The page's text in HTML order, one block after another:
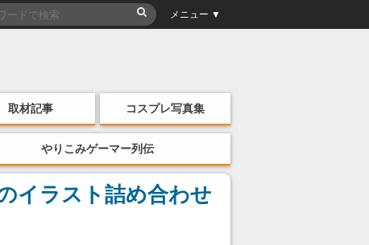
メニュー ▼
取材記事 コスプレ写真集
やりこみゲーマー列伝
イラスト詰め合わせ